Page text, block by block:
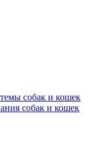
собак и кошек
собак и кошек